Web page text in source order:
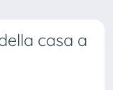
casa a